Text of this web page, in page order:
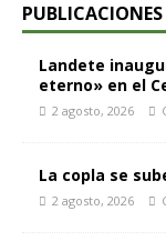
PUBLICACIONES
Landete
eterno» en el
2 agosto, 2026
La copla se
2 agosto, 2026